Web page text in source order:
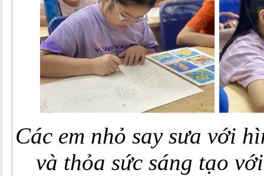
Các em nhỏ say sưa với
và thỏa sức sáng tạo